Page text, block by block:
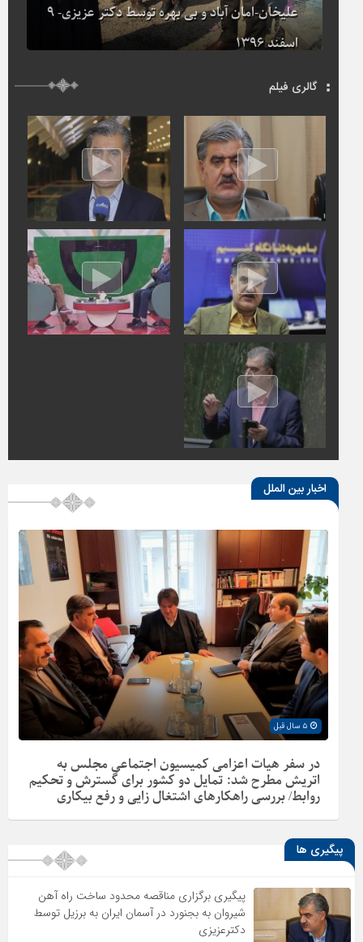
اسفند ۱۳۹۶
گالری فیلم
اخبار بین الملل
در سفر هیات اعزامی کمیسیون اجتماعی مجلس به
اتریش مطرح شد: تمایل دو کشور برای گسترش و تحکیم
روابط/ بررسی راهکارهای اشتغال زایی و رفع بیکاری
پیگیری ها
پیگیری برگزاری مناقصه محدود ساخت راه آهن
شیروان به بجنورد در آسمان ایران به برزیل توسط
دکترعزیزی